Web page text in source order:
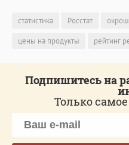
статистика Росстат
цены на продукты
рейтинг
Подпишитесь на
Только